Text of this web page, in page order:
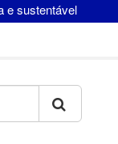
e sustentável